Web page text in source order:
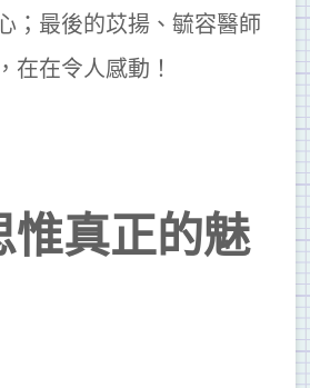
；最後的苡揚、毓容醫師
在在令人感動！
惟真正的魅